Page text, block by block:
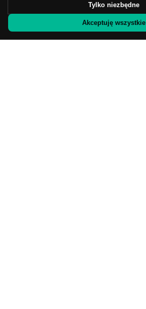
Sosnowiec
Gliwice
Tylko niezbędne
Akceptuję wszystkie